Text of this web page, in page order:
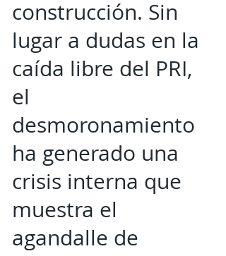
construcción. Sin
lugar a dudas en la
caída libre del PRI,
el
desmoronamiento
ha generado una
crisis interna que
muestra el
agandalle de